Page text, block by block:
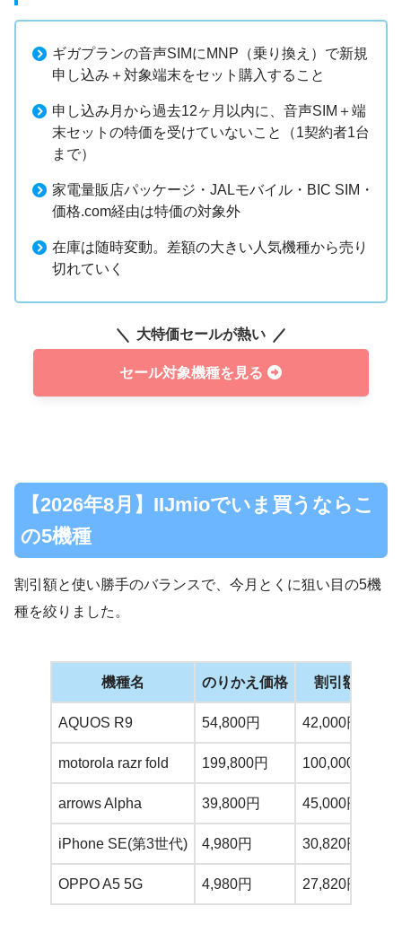
ギガプランの音声SIMにMNP（乗り換え）で新規
申し込み＋対象端末をセット購入すること
申し込み月から過去12ヶ月以内に、音声SIM＋端
末セットの特価を受けていないこと（1契約者1台
まで）
家電量販店パッケージ・JALモバイル・BIC SIM・
価格.com経由は特価の対象外
在庫は随時変動。差額の大きい人気機種から売り
切れていく
大特価セールが熱い
セール対象機種を見る
【2026年8月】IIJmioでいま買うならこ
の5機種
割引額と使い勝手のバランスで、今月とくに狙い目の5機
種を絞りました。
機種名 のりかえ価格 割引額
AQUOS R9 54,800円 42,000円
motorola razr fold 199,800円 100,000円
arrows Alpha 39,800円 45,000円
iPhone SE(第3世代) 4,980円 30,820円
OPPO A5 5G 4,980円 27,820円